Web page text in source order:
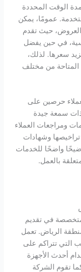
الوقت المحددة
عمومًا، يمكن
حيث تقدم
في حين يفضل
سعرها. لذلك،
من مختلف
حرصين على
سمعة جيدة
ومراجعات العملاء
وشهادات
واضحًا للخدمات
بالعمل.
في تقديم
الرياض. تعمل
التي تتراكم على
أحدث الأجهزة
تقوم الشركة